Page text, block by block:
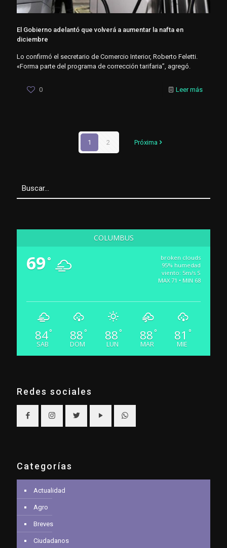
El Gobierno adelantó que volverá a aumentar la nafta en
diciembre
Lo confirmó el secretario de Comercio Interior, Roberto Feletti.
«Forma parte del programa de corrección tarifaria”, agregó.
0 Leer más
1 2 Próxima
COLUMBUS
69°
broken clouds
95% humedad
viento: 5m/s S
MAX 71 • MIN 68
84°
SAB
88 °
DOM
88 °
LUN
88 °
MAR
81 °
MIE
Redes sociales
Categorías
Actualidad
Agro
Breves
Ciudadanos